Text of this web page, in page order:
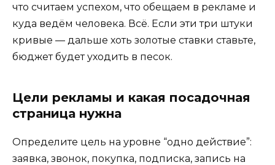
что считаем успехом, что обещаем в рекламе и
куда ведём человека. Всё. Если эти три штуки
кривые — дальше хоть золотые ставки ставьте,
бюджет будет уходить в песок.
Цели рекламы и какая посадочная
страница нужна
Определите цель на уровне “одно действие”:
заявка, звонок, покупка, подписка, запись на